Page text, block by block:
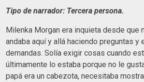
Tipo de narrador: Tercera persona.
Milenka Morgan era inquieta desde que
andaba aquí y allá haciendo preguntas y
demandas. Solía exigir cosas cuando
últimamente lo estaba porque no le
papá era un cabezota, necesitaba